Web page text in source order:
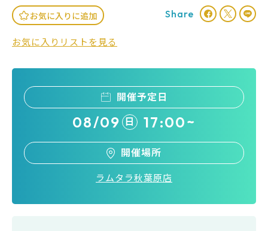
お気に入りに追加
お気に入りリストを見る
Share
開催予定日
08/09 日 17:00~
開催場所
ラムタラ秋葉原店